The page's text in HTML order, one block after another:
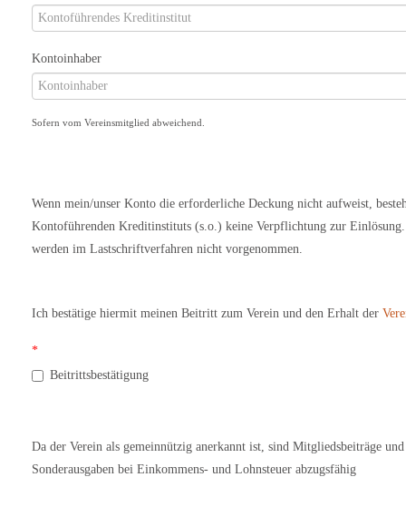
Kontoinhaber
Sofern vom Vereinsmitglied abweichend.
Wenn mein/unser Konto die erforderliche Deckung nicht aufweist,
Kontoführenden Kreditinstituts (s.o.) keine Verpflichtung zur
werden im Lastschriftverfahren nicht vorgenommen.
Ich bestätige hiermit meinen Beitritt zum Verein und den Erhalt der
Beitrittsbestätigung
Da der Verein als gemeinnützig anerkannt ist, sind Mitgliedsbeiträge und
Sonderausgaben bei Einkommens- und Lohnsteuer abzugsfähig